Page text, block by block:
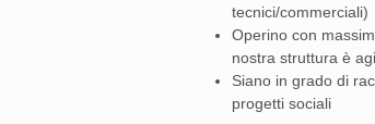
tecnici/commerciali)
Operino con
nostra struttura è
Siano in grado di
progetti sociali